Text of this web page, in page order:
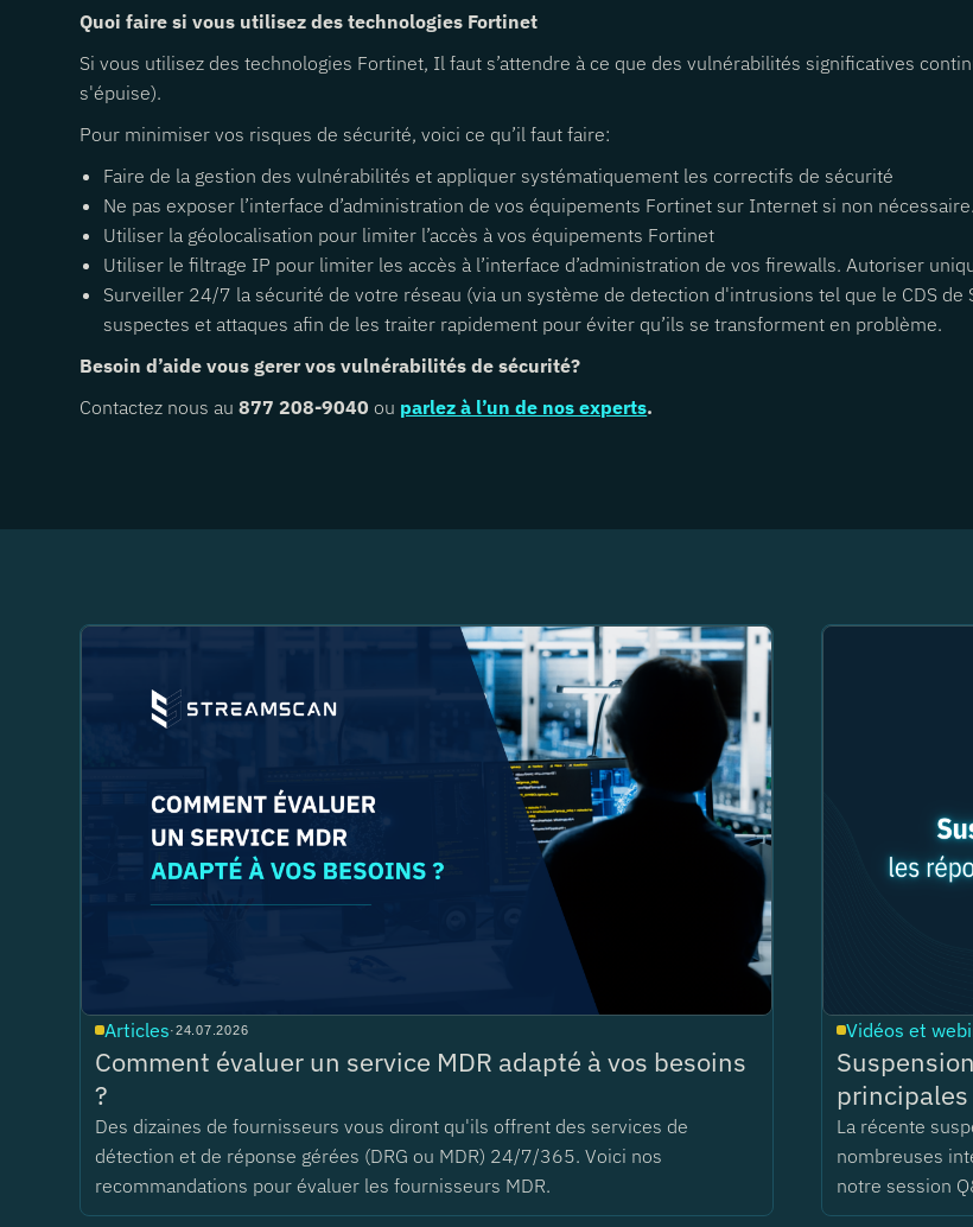
Quoi faire si vous utilisez des technologies Fortinet
Si vous utilisez des technologies Fortinet, Il faut s’attendre à ce que des vulnérabilités significatives
s'épuise).
Pour minimiser vos risques de sécurité, voici ce qu’il faut faire:
Faire de la gestion des vulnérabilités et appliquer systématiquement les correctifs de sécurité
Ne pas exposer l’interface d’administration de vos équipements Fortinet sur Internet si non nécessaire.
Utiliser la géolocalisation pour limiter l’accès à vos équipements Fortinet
Utiliser le filtrage IP pour limiter les accès à l’interface d’administration de vos firewalls. Autoriser
Surveiller 24/7 la sécurité de votre réseau (via un système de detection d'intrusions tel que le CDS
suspectes et attaques afin de les traiter rapidement pour éviter qu’ils se transforment en problème.
Besoin d’aide vous gerer vos vulnérabilités de sécurité?
Contactez nous au877 208-9040ou parlez à l’un de nos experts.
Articles·24.07.2026
Comment évaluer un service MDR adapté à vos besoins
?
Des dizaines de fournisseurs vous diront qu'ils offrent des services de
détection et de réponse gérées (DRG ou MDR) 24/7/365. Voici nos
recommandations pour évaluer les fournisseurs MDR.
Vidéos et
La récente
nombreuses
notre session